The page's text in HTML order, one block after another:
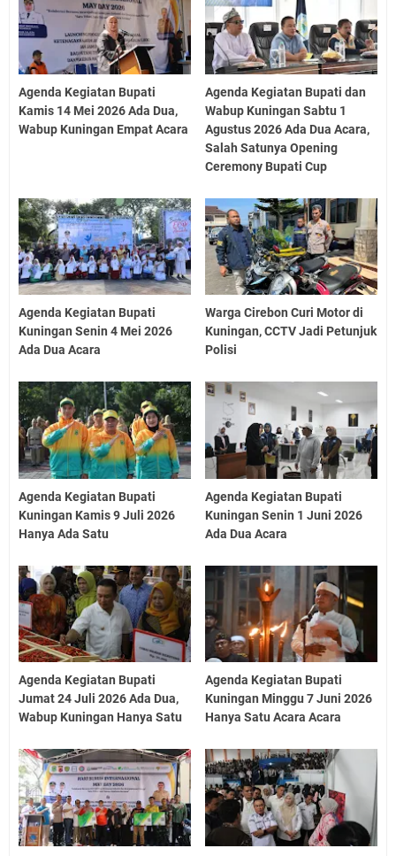
Agenda Kegiatan Bupati
Kamis 14 Mei 2026 Ada Dua,
Wabup Kuningan Empat Acara
Agenda Kegiatan Bupati dan
Wabup Kuningan Sabtu 1
Agustus 2026 Ada Dua Acara,
Salah Satunya Opening
Ceremony Bupati Cup
Agenda Kegiatan Bupati
Kuningan Senin 4 Mei 2026
Ada Dua Acara
Warga Cirebon Curi Motor di
Kuningan, CCTV Jadi Petunjuk
Polisi
Agenda Kegiatan Bupati
Kuningan Kamis 9 Juli 2026
Hanya Ada Satu
Agenda Kegiatan Bupati
Kuningan Senin 1 Juni 2026
Ada Dua Acara
Agenda Kegiatan Bupati
Jumat 24 Juli 2026 Ada Dua,
Wabup Kuningan Hanya Satu
Agenda Kegiatan Bupati
Kuningan Minggu 7 Juni 2026
Hanya Satu Acara Acara